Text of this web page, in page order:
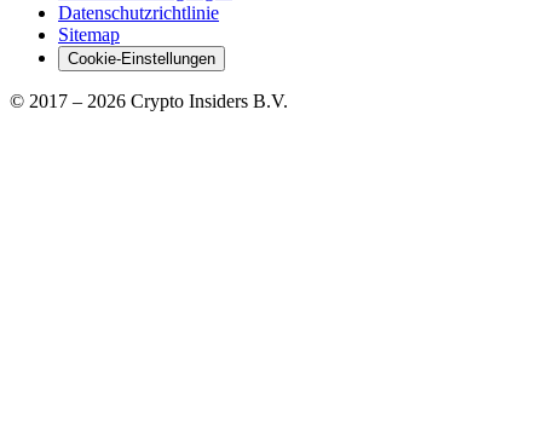
Datenschutzrichtlinie
Sitemap
Cookie-Einstellungen
© 2017 – 2026 Crypto Insiders B.V.